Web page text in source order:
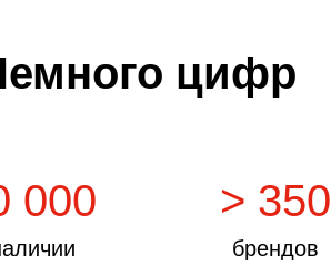
цифр
000 > 350
брендов